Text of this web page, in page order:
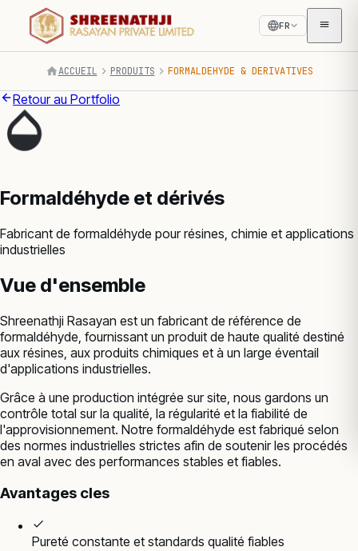
FR
ACCUEIL PRODUITS FORMALDEHYDE & DERIVATIVES
Retour au Portfolio
Formaldéhyde et dérivés
Fabricant de formaldéhyde pour résines, chimie et applications
industrielles
Vue d'ensemble
Shreenathji Rasayan est un fabricant de référence de
formaldéhyde, fournissant un produit de haute qualité destiné
aux résines, aux produits chimiques et à un large éventail
d'applications industrielles.
Grâce à une production intégrée sur site, nous gardons un
contrôle total sur la qualité, la régularité et la fiabilité de
l'approvisionnement. Notre formaldéhyde est fabriqué selon
des normes industrielles strictes afin de soutenir les procédés
en aval avec des performances stables et fiables.
Avantages cles
Pureté constante et standards qualité fiables